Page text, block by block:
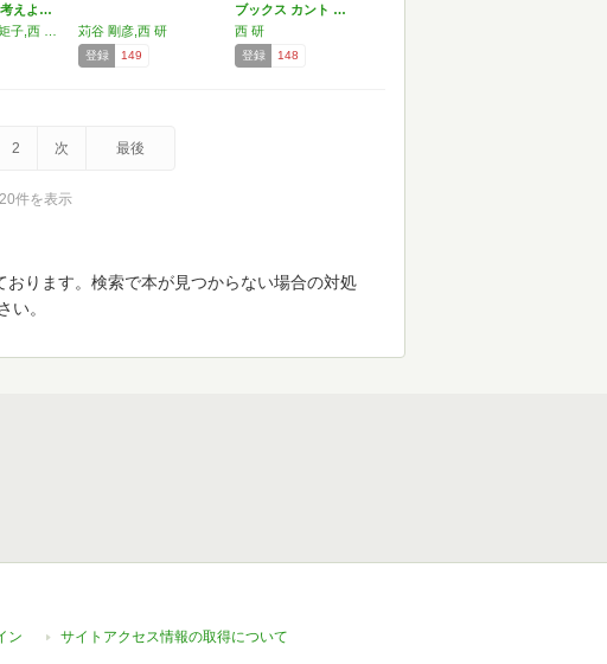
考えよ…
苅谷 剛彦,西 研
登録 149
ブックス カント …
西 研
登録 148
2 次 最後
件を表示
ります。検索で本が見つからない場合の対処
い。
ン サイトアクセス情報の取得について